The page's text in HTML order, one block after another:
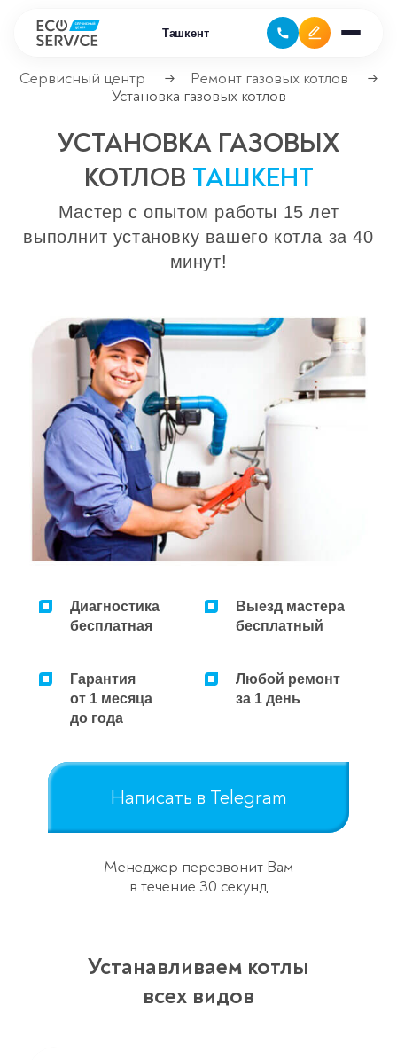
Ташкент
Ремонт компьютерной техники
Ремонт крупно бытовой техники
Ремонт цифровой техники
Сервисные центры
Ремонт кофемашин
Ремонт микроволновок
Ремонт парогенераторов
Ремонт пылесосов
Сервисный центр → Ремонт газовых котлов
→
Установка газовых котлов
УСТАНОВКА ГАЗОВЫХ
КОТЛОВ ТАШКЕНТ
Мастер с опытом работы 15 лет
выполнит установку вашего котла за 40
минут!
Диагностика
бесплатная
Выезд мастера
бесплатный
Гарантия
от 1 месяца
до года
Любой ремонт
за 1 день
Написать в Telegram
Менеджер перезвонит Вам
в течение 30 секунд
Устанавливаем котлы
всех видов